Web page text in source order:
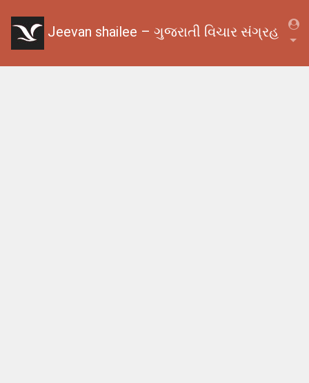
Jeevan shailee – ગુજરાતી વિચાર સંગ્રહ